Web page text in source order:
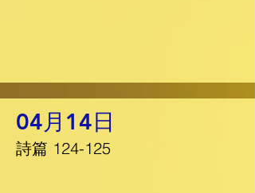
04月14日
詩篇 124-125